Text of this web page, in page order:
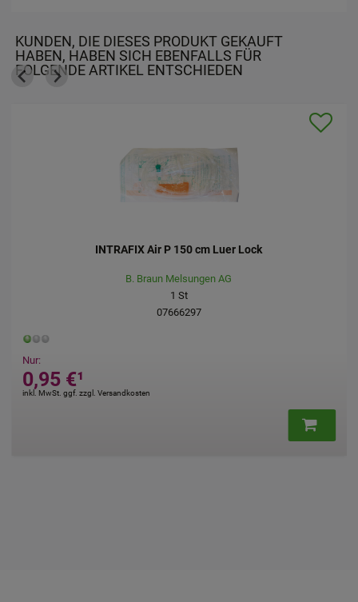
KUNDEN, DIE DIESES PRODUKT GEKAUFT
HABEN, HABEN SICH EBENFALLS FÜR
FOLGENDE ARTIKEL ENTSCHIEDEN
INTRAFIX Air P 150 cm Luer Lock
B. Braun Melsungen AG
1 St
07666297
Nur:
0,95 €¹
inkl. MwSt. ggf. zzgl. Versandkosten